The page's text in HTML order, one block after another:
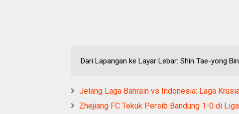
Dari Lapangan ke Layar Lebar: Shin Tae-yong
Jelang Laga Bahrain vs Indonesia: Laga
Zhejiang FC Tekuk Persib Bandung 1-0 di